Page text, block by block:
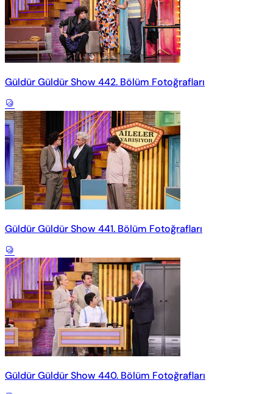
Güldür Güldür Show 442. Bölüm Fotoğrafları
Güldür Güldür Show 441. Bölüm Fotoğrafları
Güldür Güldür Show 440. Bölüm Fotoğrafları